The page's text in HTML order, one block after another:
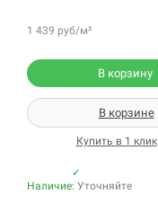
1 439 руб/м²
В корзину
В корзине
Купить в 1 клик
✓
Наличие: Уточняйте